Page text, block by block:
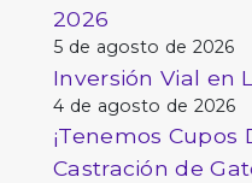
2026
5 de agosto de 2026
Inversión Vial en
4 de agosto de 2026
¡Tenemos Cupos
Castración de